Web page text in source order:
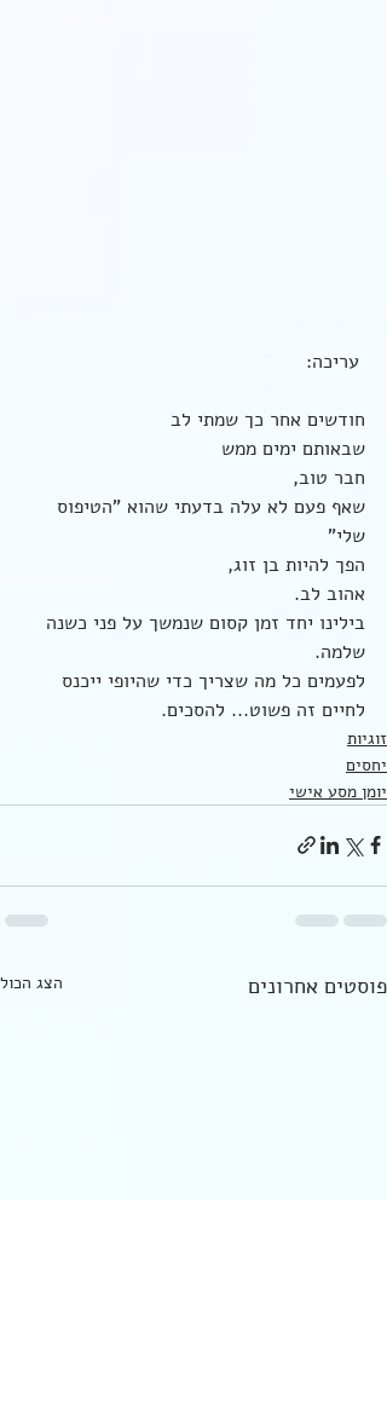
חודשים אחר כך שמתי לב
שבאותם ימים ממש
חבר טוב,
שאף פעם לא עלה בדעתי שהוא "הטיפוס
שלי"
הפך להיות בן זוג,
אהוב לב.
בילינו יחד זמן קסום שנמשך על פני כשנה
שלמה.
לפעמים כל מה שצריך כדי שהיופי ייכנס
לחיים זה פשוט... להסכים.
זוגיות
יחסים
יומן מסע אישי
פוסטים אחרונים הצג הכול